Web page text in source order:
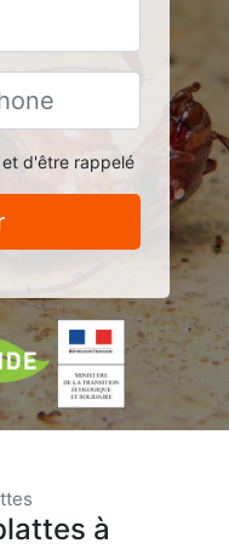
d'être rappelé
à